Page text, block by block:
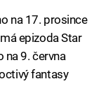
na 17. prosince
epizoda Star
na 9. června
fantasy